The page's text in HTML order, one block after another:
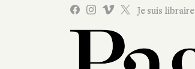
Je suis libraire